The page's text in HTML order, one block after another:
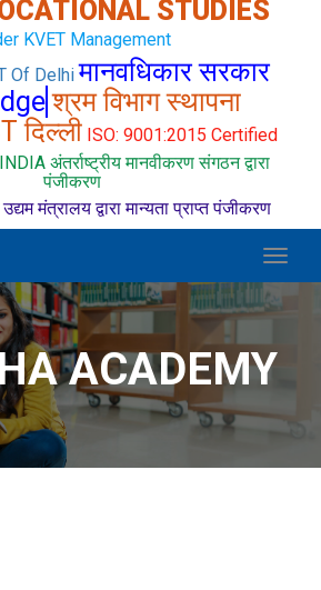
STUDIES
KVET Management
Of Delhi मानवधिकार सरकार
श्रम विभाग स्थापना
दिल्ली ISO: 9001:2015 Certified
अंतर्राष्ट्रीय मानवीकरण संगठन द्वारा
पंजीकरण
मंत्रालय द्वारा मान्यता प्राप्त पंजीकरण
Toggle
ACADEMY